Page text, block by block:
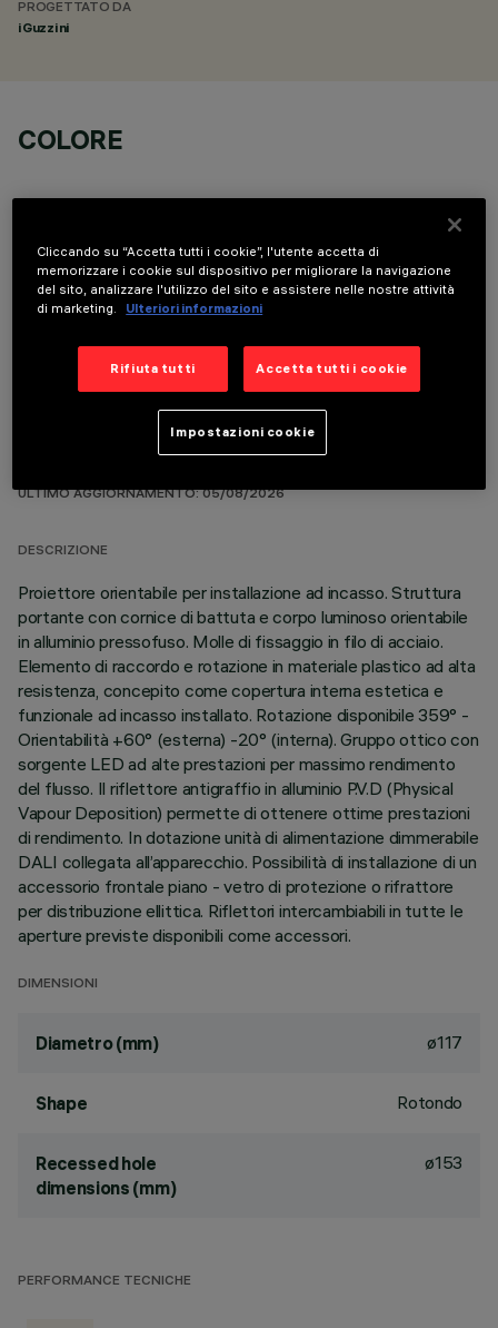
PROGETTATO DA
iGuzzini
COLORE
COMPONENTI OPZIONALI
DATI TECNICI
ULTIMO AGGIORNAMENTO: 05/08/2026
DESCRIZIONE
Proiettore orientabile per installazione ad incasso. Struttura
portante con cornice di battuta e corpo luminoso orientabile
in alluminio pressofuso. Molle di fissaggio in filo di acciaio.
Elemento di raccordo e rotazione in materiale plastico ad alta
resistenza, concepito come copertura interna estetica e
funzionale ad incasso installato. Rotazione disponibile 359° -
Orientabilità +60° (esterna) -20° (interna). Gruppo ottico con
sorgente LED ad alte prestazioni per massimo rendimento
del flusso. Il riflettore antigraffio in alluminio P.V.D (Physical
Vapour Deposition) permette di ottenere ottime prestazioni
di rendimento. In dotazione unità di alimentazione dimmerabile
DALI collegata all’apparecchio. Possibilità di installazione di un
accessorio frontale piano - vetro di protezione o rifrattore
per distribuzione ellittica. Riflettori intercambiabili in tutte le
aperture previste disponibili come accessori.
DIMENSIONI
Diametro (mm) ø117
Shape Rotondo
Recessed hole
dimensions (mm)
ø153
PERFORMANCE TECNICHE
Cliccando su “Accetta tutti i cookie”, l'utente accetta di
memorizzare i cookie sul dispositivo per migliorare la navigazione
del sito, analizzare l'utilizzo del sito e assistere nelle nostre attività
di marketing.
Ulteriori informazioni
Rifiuta tutti Accetta tutti i cookie
Impostazioni cookie